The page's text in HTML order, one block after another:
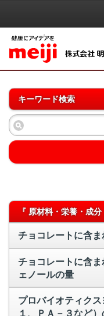
キーワード検索
『 原材料・栄養・成
チョコレートに含
チョコレートに含
ェノールの量
プロバイオティク
１、ＰＡ－３など